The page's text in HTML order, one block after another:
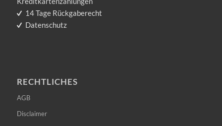
14 Tage Rückgaberecht
Datenschutz
RECHTLICHES
AGB
Disclaimer